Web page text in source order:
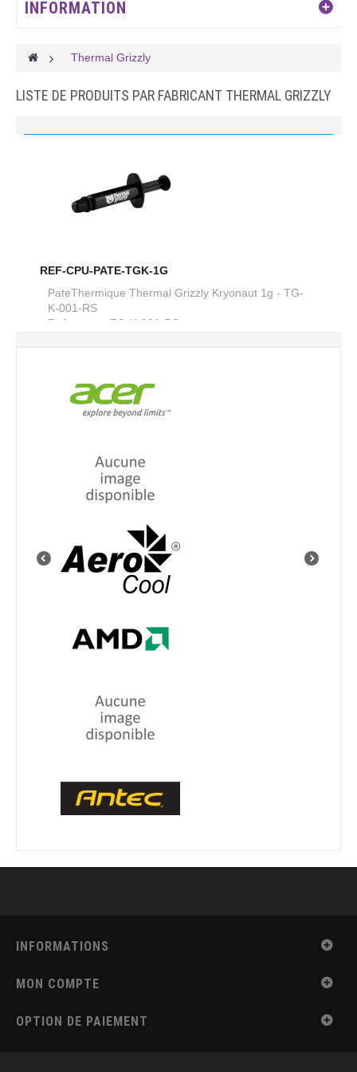
INFORMATION
> Thermal Grizzly
LISTE DE PRODUITS PAR FABRICANT THERMAL GRIZZLY
REF-CPU-PATE-TGK-1G
PateThermique Thermal Grizzly Kryonaut 1g - TG-
K-001-RS
Reference : TG-K-001-RS
INFORMATIONS
MON COMPTE
OPTION DE PAIEMENT